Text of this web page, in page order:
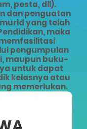
pesta, dll).
dan penguatan
yang telah
maka
pengumpulan
maupun buku-
untuk dapat
kelasnya atau
memerlukan.